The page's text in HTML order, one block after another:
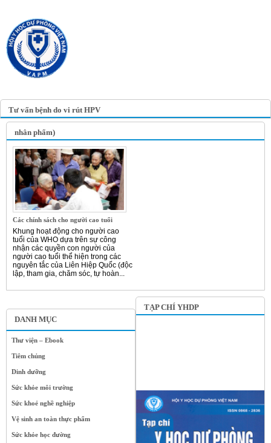
Tư vấn bệnh do vi rút HPV
DANH MỤC
Thư viện – Ebook
Tiêm chủng
Dinh dưỡng
Sức khỏe môi trường
Sức khoẻ nghề nghiệp
Vệ sinh an toàn thực phẩm
Sức khỏe học đường
nhân phẩm)
Các chính sách cho người cao tuổi
Khung hoạt động cho người cao
tuổi của WHO dựa trên sự công
nhận các quyền con người của
người cao tuổi thể hiện trong các
nguyên tắc của Liên Hiệp Quốc (độc
lập, tham gia, chăm sóc, tự hoàn...
TẠP CHÍ YHDP